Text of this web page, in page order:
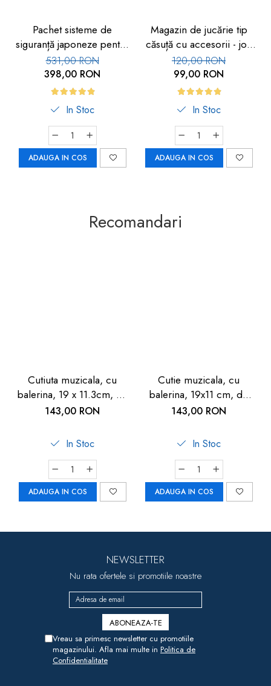
Pachet sisteme de
siguranță japoneze pentru
copii, 11 piese
531,00 RON
398,00 RON
In Stoc
ADAUGA IN COS
Magazin de jucărie tip
căsuță cu accesorii - joc
de rol
120,00 RON
99,00 RON
In Stoc
ADAUGA IN COS
Recomandari
Cutiuta muzicala, cu
balerina, 19 x 11.3cm, de
lemn, Goki
143,00 RON
In Stoc
ADAUGA IN COS
Cutie muzicala, cu
balerina, 19x11 cm, de
lemn, Goki
143,00 RON
In Stoc
ADAUGA IN COS
NEWSLETTER
Nu rata ofertele si promotiile noastre
Vreau sa primesc newsletter cu promotiile
magazinului. Afla mai multe in Politica de
Confidentialitate